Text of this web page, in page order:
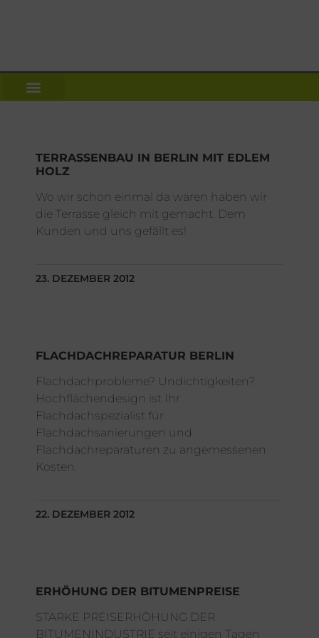
TERRASSENBAU IN BERLIN MIT EDLEM
HOLZ
Wo wir schon einmal da waren haben wir
die Terrasse gleich mit gemacht. Dem
Kunden und uns gefällt es!
23. DEZEMBER 2012
FLACHDACHREPARATUR BERLIN
Flachdachprobleme? Undichtigkeiten?
Hochflächendesign ist Ihr
Flachdachspezialist für
Flachdachsanierungen und
Flachdachreparaturen zu angemessenen
Kosten.
22. DEZEMBER 2012
ERHÖHUNG DER BITUMENPREISE
STARKE PREISERHÖHUNG DER
BITUMENINDUSTRIE seit einigen Tagen